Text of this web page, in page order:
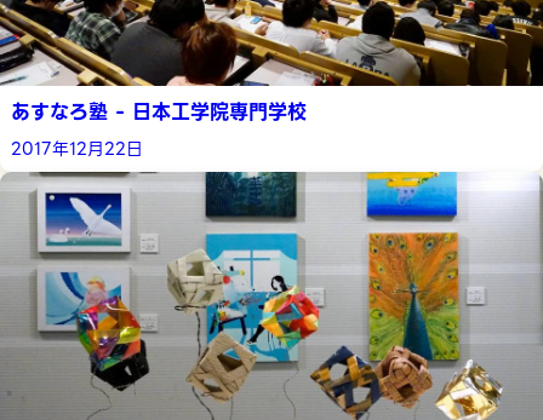
あすなろ塾 - 日本工学院専門学校
2017年12月22日